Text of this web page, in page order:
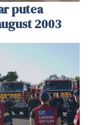
putea
2003